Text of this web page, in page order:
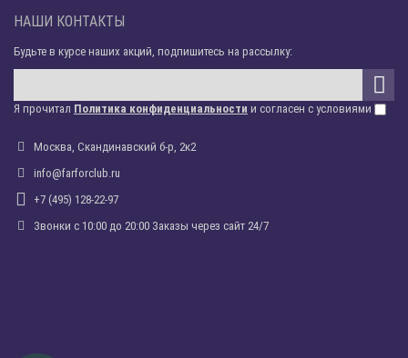
НАШИ КОНТАКТЫ
Будьте в курсе наших акций, подпишитесь на рассылку:
Я прочитал Политика конфиденциальности и согласен с условиями
Москва, Скандинавский б-р, 2к2
info@farforclub.ru
+7 (495) 128-22-97
Звонки c 10:00 до 20:00 Заказы через сайт 24/7